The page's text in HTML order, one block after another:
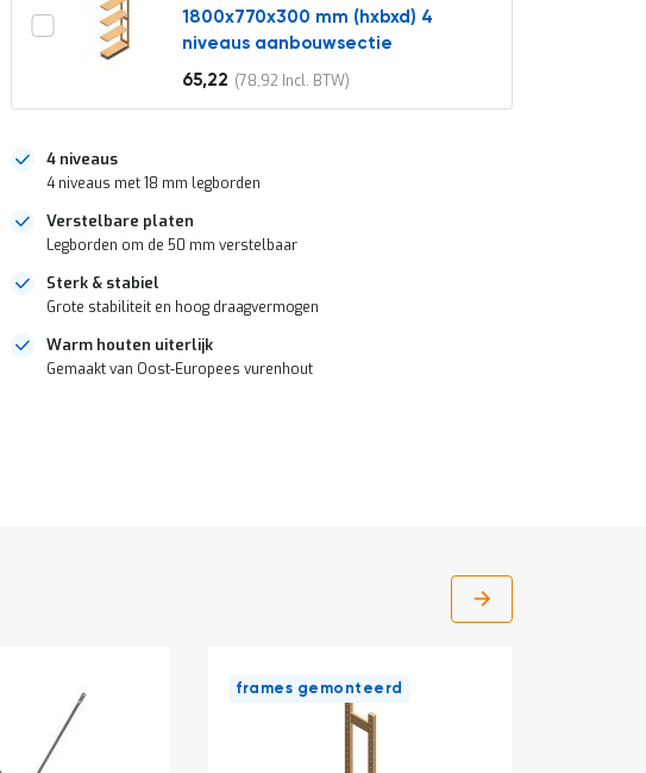
1800x770x300 mm (hxbxd) 4
niveaus aanbouwsectie
Vanaf
65,22 78,92
4 niveaus
4 niveaus met 18 mm legborden
Verstelbare platen
Legborden om de 50 mm verstelbaar
Sterk & stabiel
Grote stabiliteit en hoog draagvermogen
Warm houten uiterlijk
Gemaakt van Oost-Europees vurenhout
frames gemonteerd